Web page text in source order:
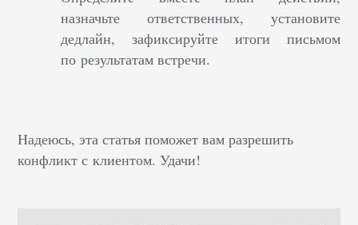
назначьте ответственных, установите
дедлайн, зафиксируйте итоги письмом
по результатам встречи.
Надеюсь, эта статья поможет вам разрешить
конфликт с клиентом. Удачи!